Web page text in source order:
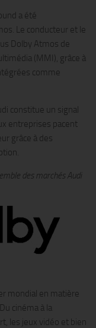
a été
Le conducteur et le
Dolby Atmos de
(MMI), grâce à
comme
constitue un signal
entreprises pacent
grâce à des
des marchés Audi
mondial en matière
cinéma à la
les jeux vidéo et bien